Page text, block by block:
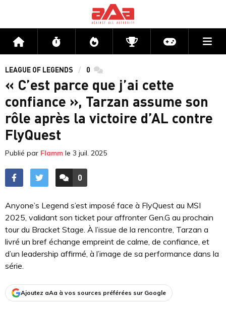
Accueil Flux Directs CompétitionsActu jeux
LEAGUE OF LEGENDS 0 commentaires
« C’est parce que j’ai cette
confiance », Tarzan assume son
rôle après la victoire d’AL contre
FlyQuest
Publié par Flamm le 3 juil. 2025
ACCÉDER AUX
0
COMMENTAIRES
Anyone’s Legend s’est imposé face à FlyQuest au MSI
2025, validant son ticket pour affronter Gen.G au prochain
tour du Bracket Stage. À l’issue de la rencontre, Tarzan a
livré un bref échange empreint de calme, de confiance, et
d’un leadership affirmé, à l’image de sa performance dans la
série.
Ajoutez aAa à vos sources préférées sur Google